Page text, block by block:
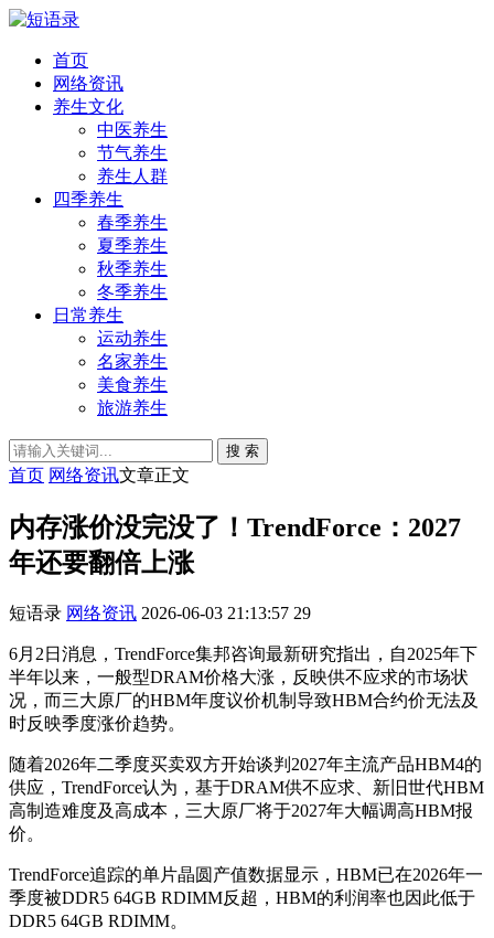
首页
网络资讯
养生文化
中医养生
节气养生
养生人群
四季养生
春季养生
夏季养生
秋季养生
冬季养生
日常养生
运动养生
名家养生
美食养生
旅游养生
搜 索
首页 网络资讯文章正文
内存涨价没完没了！TrendForce：2027
年还要翻倍上涨
短语录 网络资讯 2026-06-03 21:13:57 29
6月2日消息，TrendForce集邦咨询最新研究指出，自2025年下
半年以来，一般型DRAM价格大涨，反映供不应求的市场状
况，而三大原厂的HBM年度议价机制导致HBM合约价无法及
时反映季度涨价趋势。
随着2026年二季度买卖双方开始谈判2027年主流产品HBM4的
供应，TrendForce认为，基于DRAM供不应求、新旧世代HBM
高制造难度及高成本，三大原厂将于2027年大幅调高HBM报
价。
TrendForce追踪的单片晶圆产值数据显示，HBM已在2026年一
季度被DDR5 64GB RDIMM反超，HBM的利润率也因此低于
DDR5 64GB RDIMM。